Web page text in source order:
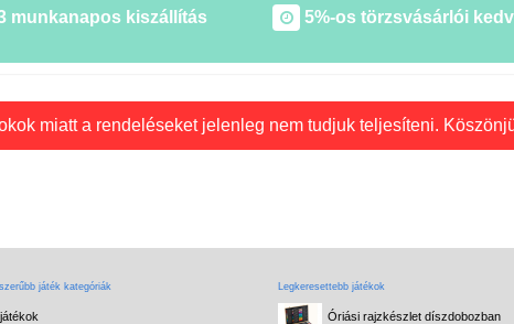
munkanapos kiszállítás 5%-os törzsvásárlói
miatt a rendeléseket jelenleg nem tudjuk teljesíteni.
játék kategóriák Legkeresettebb játékok
Óriási rajzkészlet díszdobozban